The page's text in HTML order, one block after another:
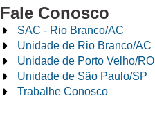
Fale Conosco
SAC - Rio Branco/AC
Unidade de Rio Branco/AC
Unidade de Porto Velho/RO
Unidade de São Paulo/SP
Trabalhe Conosco